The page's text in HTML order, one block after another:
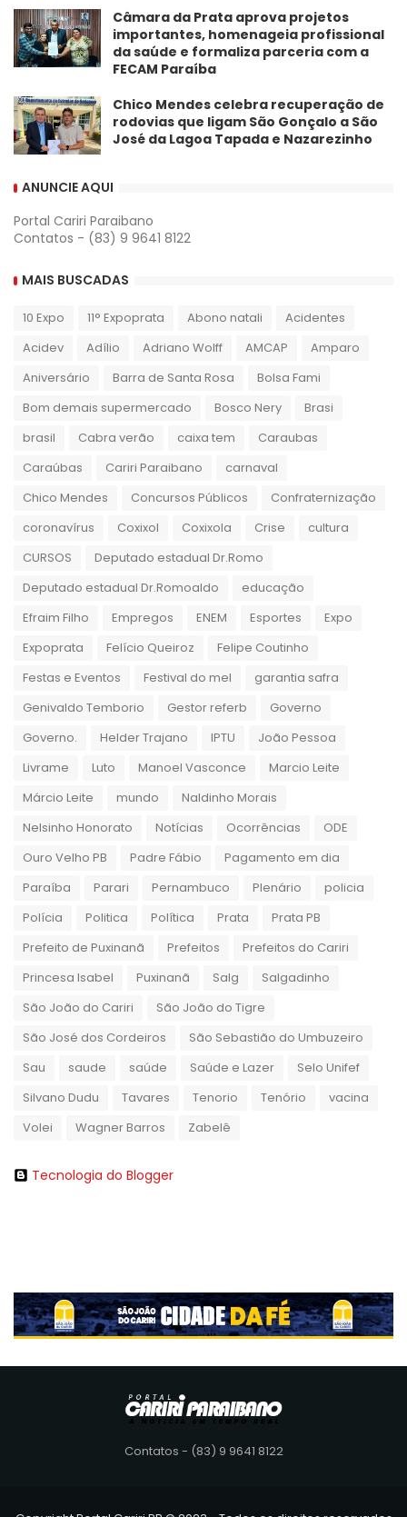
​Câmara da Prata aprova projetos
importantes, homenageia profissional
da saúde e formaliza parceria com a
FECAM Paraíba
Chico Mendes celebra recuperação de
rodovias que ligam São Gonçalo a São
José da Lagoa Tapada e Nazarezinho
ANUNCIE AQUI
Portal Cariri Paraibano
Contatos - (83) 9 9641 8122
MAIS BUSCADAS
10 Expo 11° Expoprata Abono natali
Acidentes
Acidev
Adílio Adriano Wolff AMCAP
Amparo
Aniversário
Barra de Santa Rosa
Bolsa Fami
Bom demais supermercado
Bosco Nery
Brasi
brasil
Cabra verão caixa tem
Caraubas
Caraúbas
Cariri Paraibano
carnaval
Chico Mendes
Concursos Públicos
Confraternização
coronavírus
Coxixol Coxixola Crise
cultura
CURSOS
Deputado estadual Dr.Romo
Deputado estadual Dr.Romoaldo
educação
Efraim Filho
Empregos ENEM Esportes
Expo
Expoprata
Felício Queiroz
Felipe Coutinho
Festas e Eventos
Festival do mel
garantia safra
Genivaldo Temborio
Gestor referb
Governo
Governo.
Helder Trajano IPTU
João Pessoa
Livrame
Luto Manoel Vasconce
Marcio Leite
Márcio Leite
mundo
Naldinho Morais
Nelsinho Honorato
Notícias Ocorrências
ODE
Ouro Velho PB
Padre Fábio
Pagamento em dia
Paraíba
Parari Pernambuco Plenário
policia
Polícia
Politica Política Prata
Prata PB
Prefeito de Puxinanã
Prefeitos
Prefeitos do Cariri
Princesa Isabel
Puxinanã Salg
Salgadinho
São João do Cariri
São João do Tigre
São José dos Cordeiros
São Sebastião do Umbuzeiro
Sau
saude saúde Saúde e Lazer
Selo Unifef
Silvano Dudu
Tavares Tenorio Tenório
vacina
Volei
Wagner Barros Zabelê
Tecnologia do Blogger
Contatos - (83) 9 9641 8122